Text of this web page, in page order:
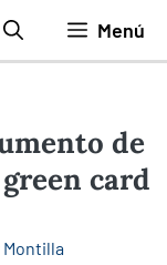
Menú
de
card
Montilla